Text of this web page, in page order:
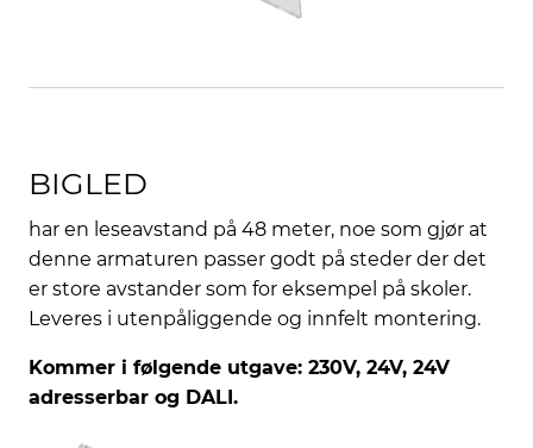
BIGLED
har en leseavstand på 48 meter, noe som gjør at
denne armaturen passer godt på steder der det
er store avstander som for eksempel på skoler.
Leveres i utenpåliggende og innfelt montering.
Kommer i følgende utgave: 230V, 24V, 24V
adresserbar og DALI.